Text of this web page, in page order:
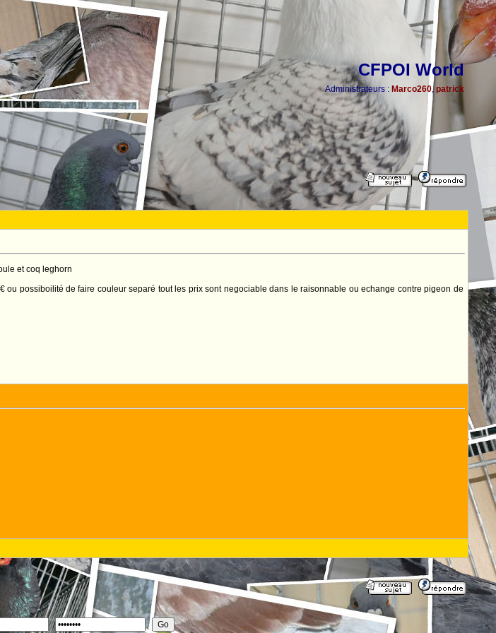
CFPOI World
Administrateurs : Marco260, patrick
et coq leghorn
ou possiboilité de faire couleur separé tout les prix sont negociable dans le raisonnable ou echange contre pigeon de